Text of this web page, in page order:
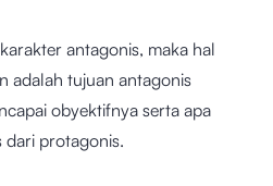
antagonis, maka hal
adalah tujuan antagonis
obyektifnya serta apa
dari protagonis.